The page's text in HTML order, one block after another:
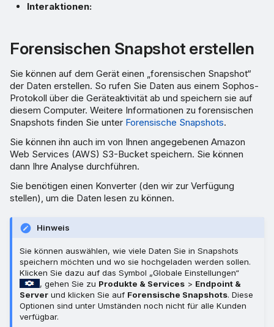
Interaktionen:
Forensischen Snapshot erstellen
Sie können auf dem Gerät einen „forensischen Snapshot“
der Daten erstellen. So rufen Sie Daten aus einem Sophos-
Protokoll über die Geräteaktivität ab und speichern sie auf
diesem Computer. Weitere Informationen zu forensischen
Snapshots finden Sie unter Forensische Snapshots.
Sie können ihn auch im von Ihnen angegebenen Amazon
Web Services (AWS) S3-Bucket speichern. Sie können
dann Ihre Analyse durchführen.
Sie benötigen einen Konverter (den wir zur Verfügung
stellen), um die Daten lesen zu können.
Hinweis
Sie können auswählen, wie viele Daten Sie in Snapshots
speichern möchten und wo sie hochgeladen werden sollen.
Klicken Sie dazu auf das Symbol „Globale Einstellungen“
, gehen Sie zu Produkte & Services > Endpoint &
Server und klicken Sie auf Forensische Snapshots. Diese
Optionen sind unter Umständen noch nicht für alle Kunden
verfügbar.